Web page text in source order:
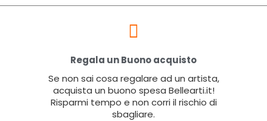
Regala un Buono acquisto
Se non sai cosa regalare ad un artista,
acquista un buono spesa Bellearti.it!
Risparmi tempo e non corri il rischio di
sbagliare.